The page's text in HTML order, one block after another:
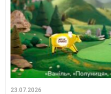
23.07.2026